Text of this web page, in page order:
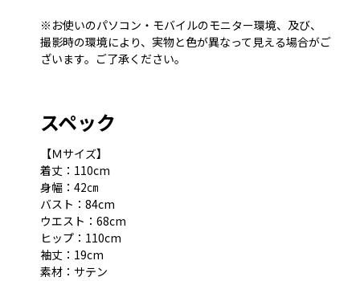
※お使いのパソコン・モバイルのモニター環境、及び、
撮影時の環境により、実物と色が異なって見える場合がご
ざいます。ご了承ください。
スペック
【Ｍサイズ】
着丈：110cm
身幅：42㎝
バスト：84cm
ウエスト：68cm
ヒップ：110cm
袖丈：19cm
素材：サテン